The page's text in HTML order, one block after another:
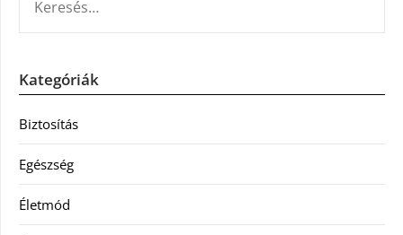
Kategóriák
Biztosítás
Egészség
Életmód